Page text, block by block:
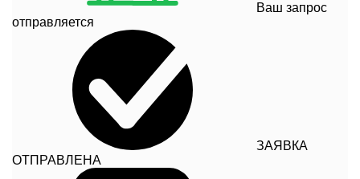
Ваш запрос
отправляется
ЗАЯВКА
ОТПРАВЛЕНА